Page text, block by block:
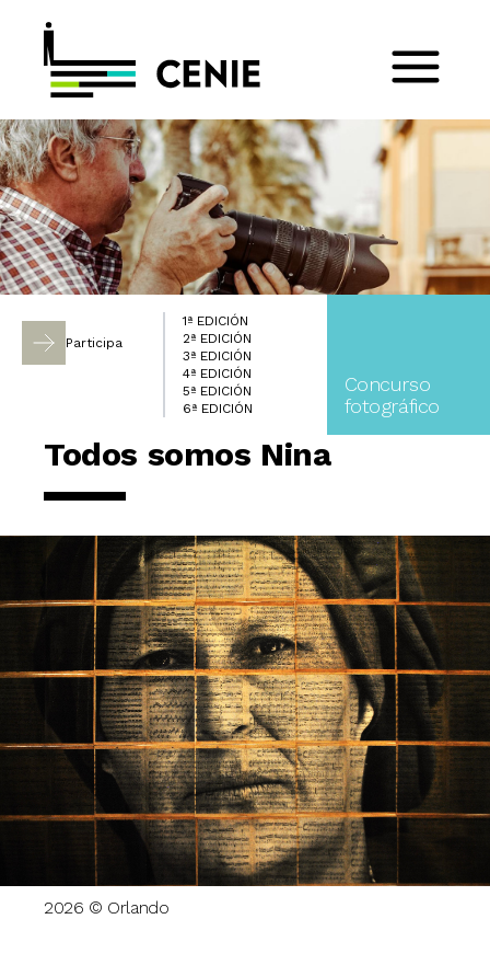
Participa
1ª EDICIÓN
2ª EDICIÓN
3ª EDICIÓN
4ª EDICIÓN
5ª EDICIÓN
6ª EDICIÓN
Concurso
fotográfico
Todos somos Nina
2026 © Orlando